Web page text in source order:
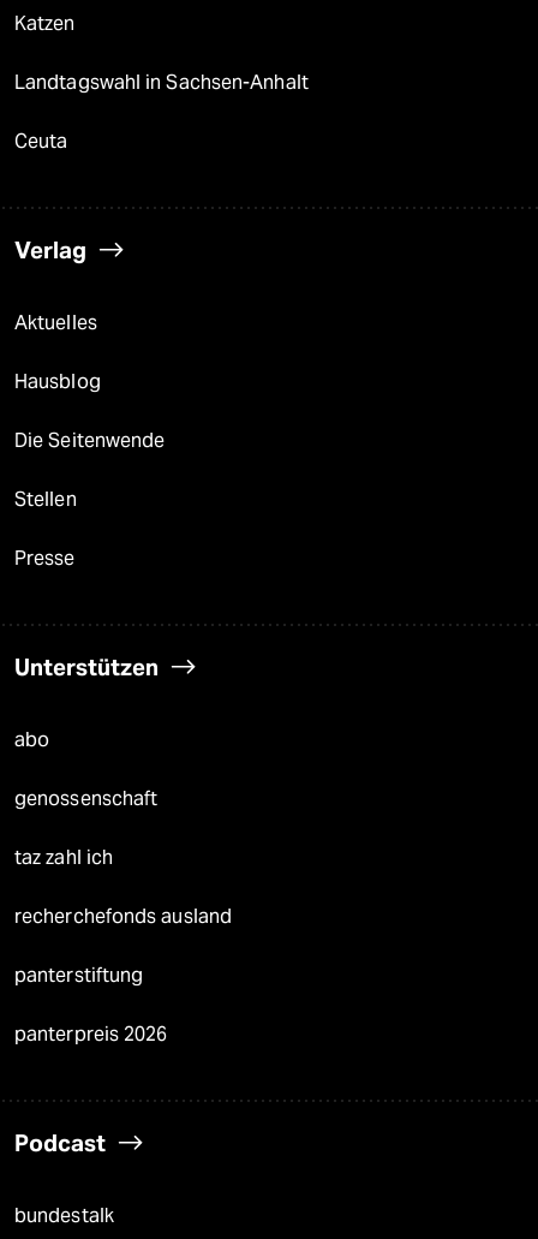
Katzen
Landtagswahl in Sachsen-Anhalt
Ceuta
Verlag
Aktuelles
Hausblog
Die Seitenwende
Stellen
Presse
Unterstützen
abo
genossenschaft
taz zahl ich
recherchefonds ausland
panterstiftung
panterpreis 2026
Podcast
bundestalk